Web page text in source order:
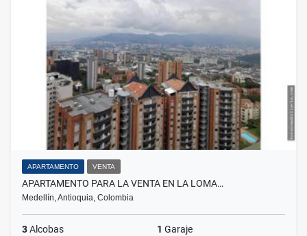
APARTAMENTO VENTA
APARTAMENTO PARA LA VENTA EN LA LOMA…
Medellín, Antioquia, Colombia
3Alcobas 1 Garaje